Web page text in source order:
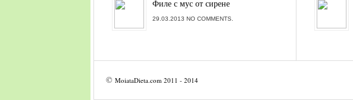
Филе с мус от сирене
29.03.2013 NO COMMENTS.
© MoiataDieta.com 2011 - 2014